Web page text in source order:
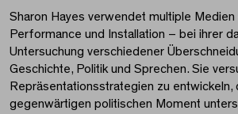
Sharon Hayes verwendet multiple Medien
Performance und Installation – bei ihrer
Untersuchung verschiedener
Geschichte, Politik und Sprechen. Sie
Repräsentationsstrategien zu entwickeln,
gegenwärtigen politischen Moment